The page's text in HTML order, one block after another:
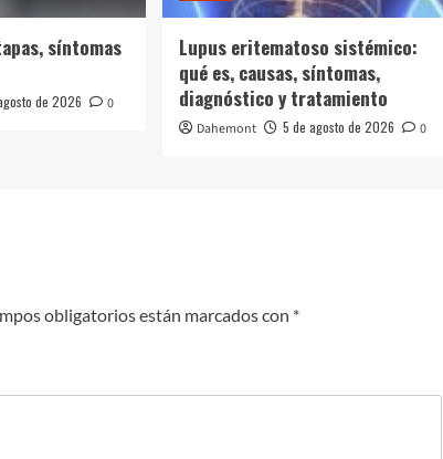
síntomas
de 2026 0
Lupus eritematoso sistémico:
qué es, causas, síntomas,
diagnóstico y tratamiento
Dahemont 5 de agosto de 2026 0
obligatorios están marcados con *